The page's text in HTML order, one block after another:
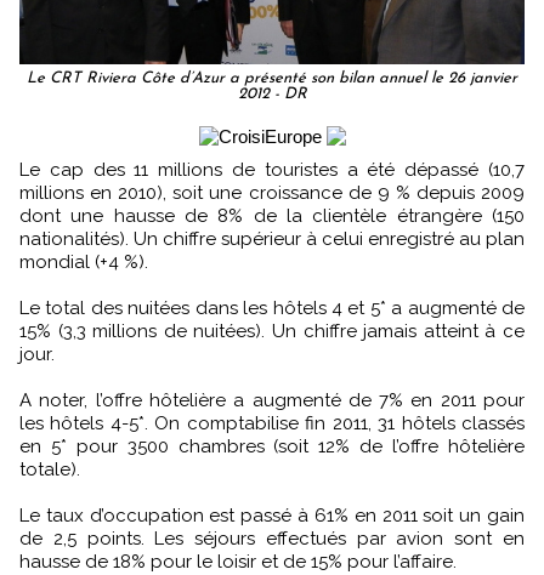
Le CRT Riviera Côte d’Azur a présenté son bilan annuel le 26 janvier
2012 - DR
Le cap des 11 millions de touristes a été dépassé (10,7
millions en 2010), soit une croissance de 9 % depuis 2009
dont une hausse de 8% de la clientèle étrangère (150
nationalités). Un chiffre supérieur à celui enregistré au plan
mondial (+4 %).
Le total des nuitées dans les hôtels 4 et 5* a augmenté de
15% (3,3 millions de nuitées). Un chiffre jamais atteint à ce
jour.
A noter, l’offre hôtelière a augmenté de 7% en 2011 pour
les hôtels 4-5*. On comptabilise fin 2011, 31 hôtels classés
en 5* pour 3500 chambres (soit 12% de l’offre hôtelière
totale).
Le taux d’occupation est passé à 61% en 2011 soit un gain
de 2,5 points. Les séjours effectués par avion sont en
hausse de 18% pour le loisir et de 15% pour l’affaire.